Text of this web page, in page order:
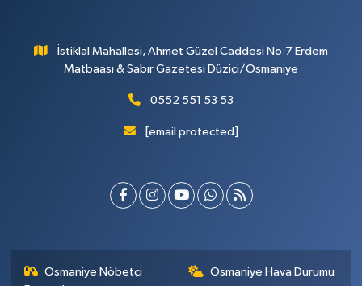
İstiklal Mahallesi, Ahmet Güzel Caddesi No:7 Erdem
Matbaası & Sabır Gazetesi Düziçi/Osmaniye
0552 551 53 53
[email protected]
Osmaniye Nöbetçi
Osmaniye Hava Durumu